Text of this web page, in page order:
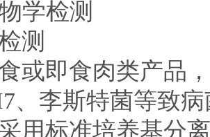
学检测
测
或即食肉类产品
、李斯特菌等致
用标准培养基分